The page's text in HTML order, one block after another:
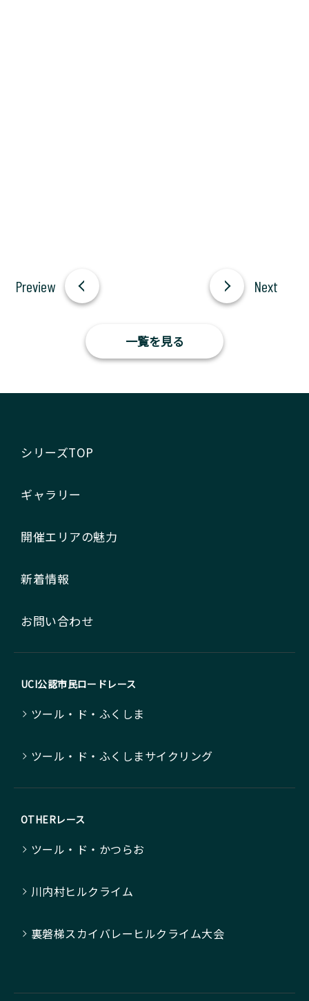
一覧を見る
シリーズTOP
ギャラリー
開催エリアの魅力
新着情報
お問い合わせ
UCI公認市民ロードレース
ツール・ド・ふくしま
ツール・ド・ふくしまサイクリング
OTHERレース
ツール・ド・かつらお
川内村ヒルクライム
裏磐梯スカイバレーヒルクライム大会